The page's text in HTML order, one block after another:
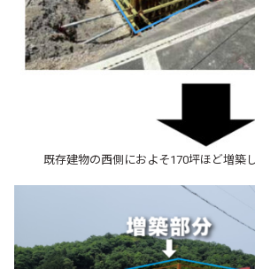
既存建物の西側におよそ170坪ほど増築